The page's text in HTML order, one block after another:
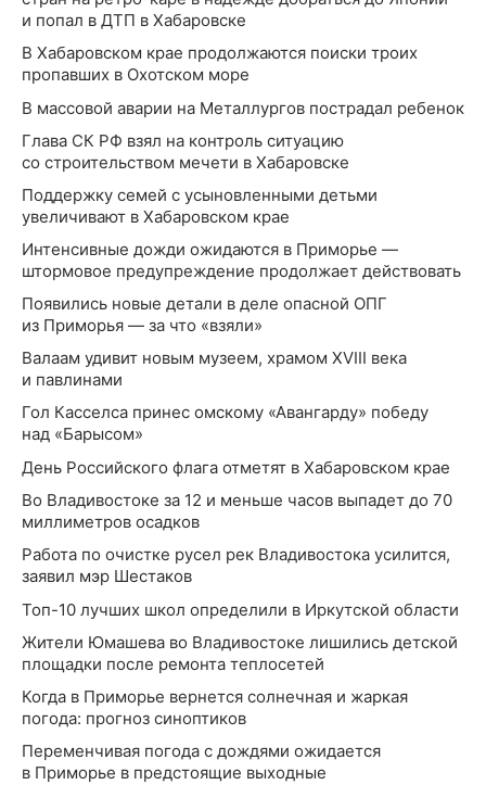
и попал в ДТП в Хабаровске
В Хабаровском крае продолжаются поиски троих
пропавших в Охотском море
В массовой аварии на Металлургов пострадал ребенок
Глава СК РФ взял на контроль ситуацию
со строительством мечети в Хабаровске
Поддержку семей с усыновленными детьми
увеличивают в Хабаровском крае
Интенсивные дожди ожидаются в Приморье —
штормовое предупреждение продолжает действовать
Появились новые детали в деле опасной ОПГ
из Приморья — за что «взяли»
Валаам удивит новым музеем, храмом XVIII века
и павлинами
Гол Касселса принес омскому «Авангарду» победу
над «Барысом»
День Российского флага отметят в Хабаровском крае
Во Владивостоке за 12 и меньше часов выпадет до 70
миллиметров осадков
Работа по очистке русел рек Владивостока усилится,
заявил мэр Шестаков
Топ-10 лучших школ определили в Иркутской области
Жители Юмашева во Владивостоке лишились детской
площадки после ремонта теплосетей
Когда в Приморье вернется солнечная и жаркая
погода: прогноз синоптиков
Переменчивая погода с дождями ожидается
в Приморье в предстоящие выходные